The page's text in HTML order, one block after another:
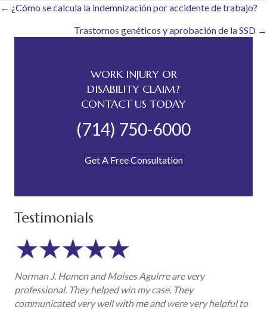
Posts
navigation
← ¿Cómo se calcula la indemnización por accidente de trabajo?
Trastornos genéticos y aprobación de la SSD →
WORK INJURY OR
DISABILITY CLAIM?
CONTACT US TODAY
(714) 750-6000
Get A Free Consultation
Testimonials
Norman J. Homen and Moises Aguirre are very
professional. They helped win my case. They
communicated very well with me and were very helpful to